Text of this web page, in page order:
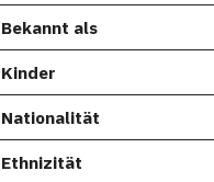
Bekannt als
Kinder
Nationalität
Ethnizität